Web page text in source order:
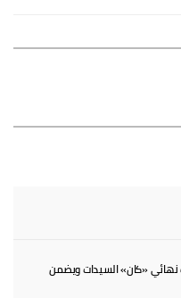
نهائي «كان» السيدات ويضمن